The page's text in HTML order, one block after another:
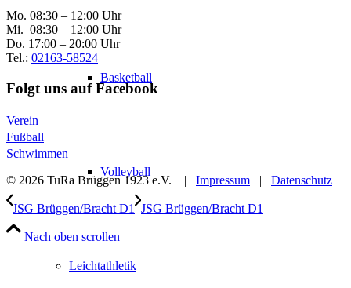
Basketball
Volleyball
Leichtathletik
Mo. 08:30 – 12:00 Uhr
Mi. 08:30 – 12:00 Uhr
Do. 17:00 – 20:00 Uhr
Tel.: 02163-58524
Folgt uns auf Facebook
Verein
Fußball
Schwimmen
© 2026 TuRa Brüggen 1923 e.V. | Impressum | Datenschutz
JSG Brüggen/Bracht D1 JSG Brüggen/Bracht D1
Nach oben scrollen